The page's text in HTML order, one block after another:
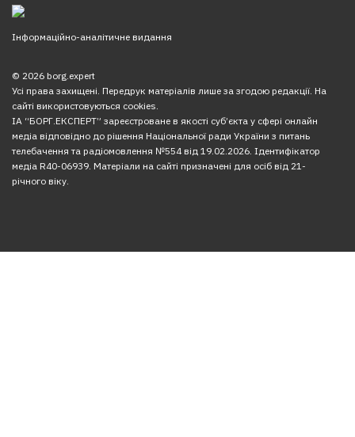
Інформаційно-аналітичне видання
© 2026 borg.expert
Усі права захищені. Передрук матеріалів лише за згодою редакції. На
сайті використовуються cookies.
ІА “БОРГ.ЕКСПЕРТ” зареєстроване в якості суб’єкта у сфері онлайн
медіа відповідно до рішення Національної ради України з питань
телебачення та радіомовлення №554 від 19.02.2026. Ідентифікатор
медіа R40-06939. Матеріали на сайті призначені для осіб від 21-
річного віку.